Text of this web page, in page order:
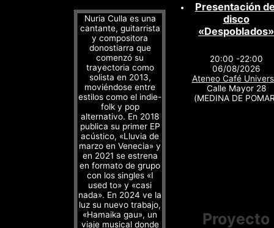
Nuria Culla es una
cantante, guitarrista
y compositora
donostiarra que
comenzó su
trayectoria como
solista en 2013,
moviéndose entre
estilos como el indie-
folk y pop
alternativo. En 2018
publica su primer EP
acústico, «Lluvia de
marzo en Venecia» y
en 2021 se estrena
en formato de grupo
con los singles «I
used to» y «casi
nada». En 2024 ve la
luz su nuevo trabajo,
«Hamaika gau», un
viaje musical donde
Presentación
disco
«Despoblados»
20:00 -22:00
06/08/2026
Ateneo Café
Calle Mayor 28
(MEDINA DE
Proyecto